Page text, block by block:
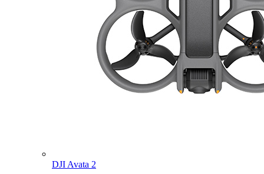
DJI Avata 2